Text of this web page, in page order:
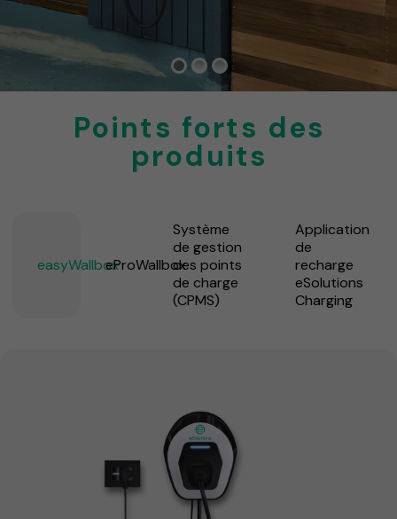
Points forts des
produits
easyWallboxeProWallbox
Système
de gestion
des points
de charge
(CPMS)
Application
de
recharge
eSolutions
Charging